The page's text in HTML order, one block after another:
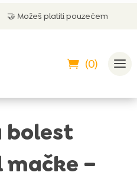
pouzećem
(0)
bolest
–